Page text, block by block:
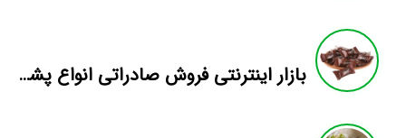
بازار اینترنتی فروش صادراتی انواع پشمک الیافی/شکلاتی